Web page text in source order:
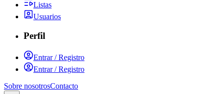
Listas
Usuarios
Perfil
Entrar / Registro
Entrar / Registro
Sobre nosotrosContacto